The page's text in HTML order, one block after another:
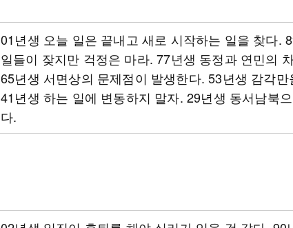
01년생 오늘 일은 끝내고 새로 시작하는 일을 찾다.
일들이 잦지만 걱정은 마라. 77년생 동정과 연민의
65년생 서면상의 문제점이 발생한다. 53년생 감각
41년생 하는 일에 변동하지 말자. 29년생 동서남북
다.